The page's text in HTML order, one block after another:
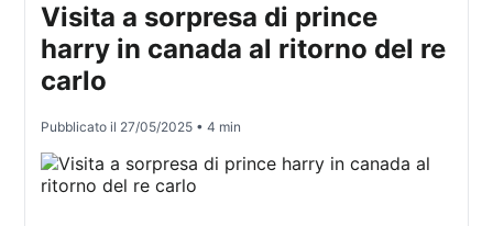
Visita a sorpresa di prince
harry in canada al ritorno del re
carlo
Pubblicato il 27/05/2025 • 4 min